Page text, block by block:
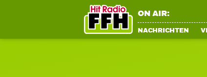
ON AIR:
NACHRICHTEN